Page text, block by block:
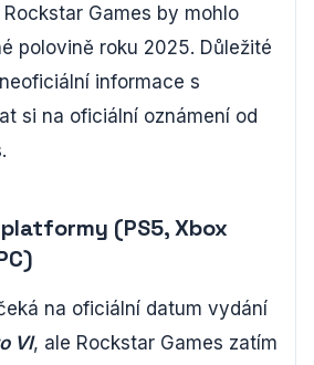
Games by mohlo
polovině roku 2025. Důležité
informace s
si na oficiální oznámení od
(PS5, Xbox
na oficiální datum vydání
VI, ale Rockstar Games zatím